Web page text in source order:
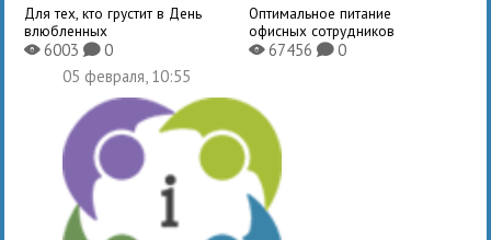
Для тех, кто грустит в День
влюбленных
X6003K0
Оптимальное питание
офисных сотрудников
X67456 K0
05 февраля, 10:55